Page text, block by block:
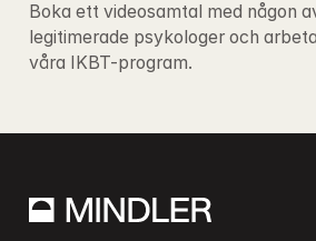
Boka ett videosamtal med någon
legitimerade psykologer och
våra IKBT-program.